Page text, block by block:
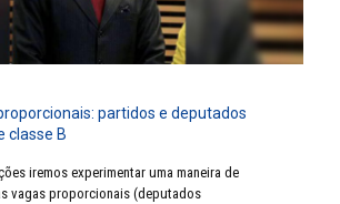
partidos e deputados
classe B
iremos experimentar uma maneira de
vagas proporcionais (deputados